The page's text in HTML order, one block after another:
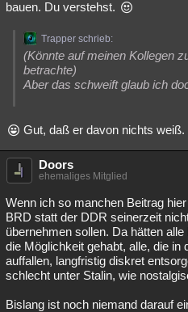
bauen. Du verstehst.
Trapper schrieb:
(Könnte auf meinen Kollegen
betrachte)
Aber das schweift glaub ich
Gut, daß er davon nichts weiß.
Doors
ehemaliges Mitglied
Wenn ich so manchen Beitrag
BRD statt der DDR seinerzeit
übernehmen sollen. Da hätten
die Möglichkeit gehabt, alle, die in
auffallen, langfristig diskret
schlecht unter Stalin, wie
Bislang ist noch niemand darauf